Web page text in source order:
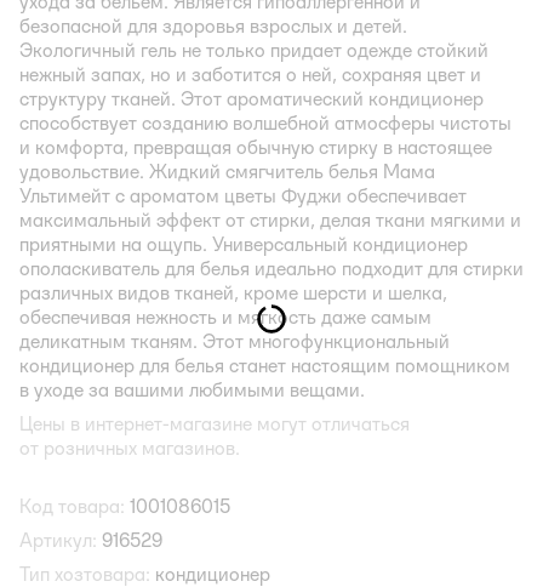
безопасной для здоровья взрослых и детей.
Экологичный гель не только придает одежде стойкий
нежный запах, но и заботится о ней, сохраняя цвет и
структуру тканей. Этот ароматический кондиционер
способствует созданию волшебной атмосферы чистоты
и комфорта, превращая обычную стирку в настоящее
удовольствие. Жидкий смягчитель белья Мама
Ультимейт с ароматом цветы Фуджи обеспечивает
максимальный эффект от стирки, делая ткани мягкими и
приятными на ощупь. Универсальный кондиционер
ополаскиватель для белья идеально подходит для стирки
различных видов тканей, кроме шерсти и шелка,
обеспечивая нежность и мягкость даже самым
деликатным тканям. Этот многофункциональный
кондиционер для белья станет настоящим помощником
в уходе за вашими любимыми вещами.
Цены в интернет-магазине могут отличаться
от розничных магазинов.
Код товара: 1001086015
Артикул: 916529
Тип хозтовара: кондиционер